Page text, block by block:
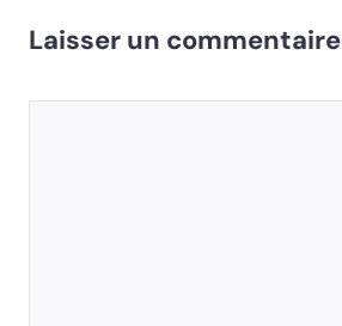
Laisser un commentaire